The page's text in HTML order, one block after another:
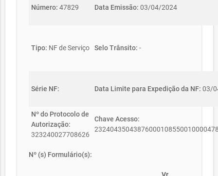
Número: 47829 Data Emissão: 03/04/2024
Tipo: NF de Serviço Selo Trânsito: -
Série NF: Data Limite para Expedição da NF: 03/
Nº do Protocolo de
Autorização:
323240027708626
Chave Acesso:
Nº (s) Formulário(s):